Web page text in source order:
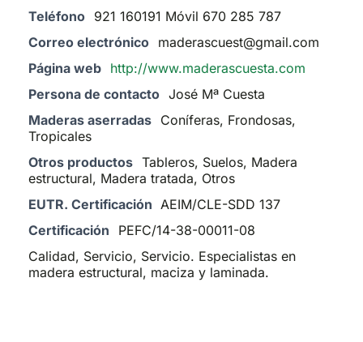
Teléfono 921 160191 Móvil 670 285 787
Correo electrónico maderascuest@gmail.com
Página web http://www.maderascuesta.com
Persona de contacto José Mª Cuesta
Maderas aserradas Coníferas, Frondosas,
Tropicales
Otros productos Tableros, Suelos, Madera
estructural, Madera tratada, Otros
EUTR. Certificación AEIM/CLE-SDD 137
Certificación
PEFC/14-38-00011-08
Calidad, Servicio, Servicio. Especialistas en
madera estructural, maciza y laminada.